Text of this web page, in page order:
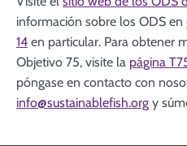
información sobre los ODS en
14 en particular. Para obtener
Objetivo 75, visite la página
póngase en contacto con
info@sustainablefish.org y